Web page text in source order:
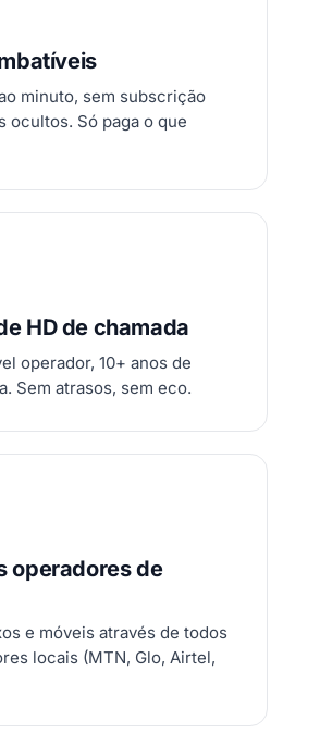
minuto, sem subscrição
ocultos. Só paga o que
HD de chamada
operador, 10+ anos de
Sem atrasos, sem eco.
operadores de
e móveis através de todos
locais (MTN, Glo, Airtel,